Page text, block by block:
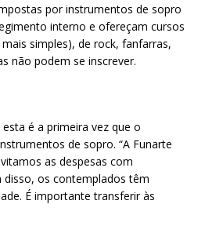
por instrumentos de sopro
interno e ofereçam cursos
simples), de rock, fanfarras,
não podem se inscrever.
é a primeira vez que o
de sopro. “A Funarte
as despesas com
os contemplados têm
É importante transferir às